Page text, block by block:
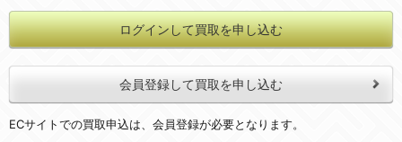
ログインして買取を申し込む
会員登録して買取を申し込む
ECサイトでの買取申込は、会員登録が必要となります。